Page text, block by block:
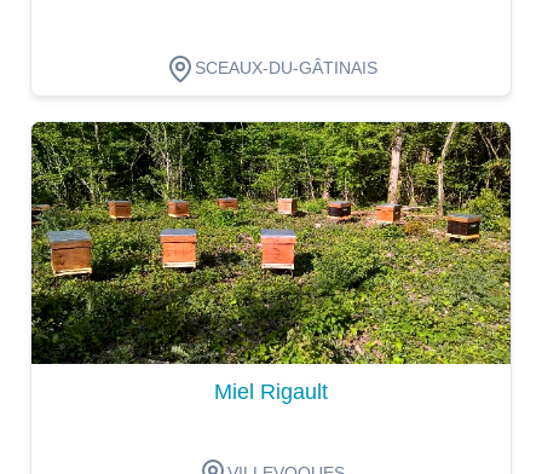
SCEAUX-DU-GÂTINAIS
Dégustation
Miel Rigault